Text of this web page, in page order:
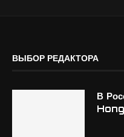
ВЫБОР РЕДАКТОРА
В